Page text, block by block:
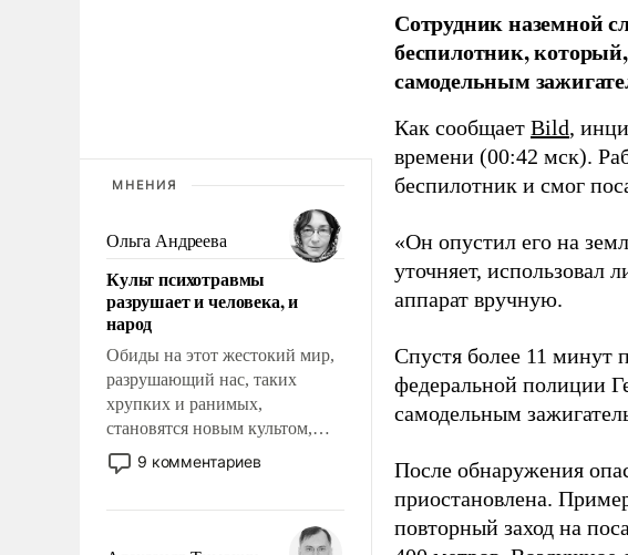
МНЕНИЯ
Ольга Андреева
Культ психотравмы
разрушает и человека, и
народ
Обиды на этот жестокий мир,
разрушающий нас, таких
хрупких и ранимых,
становятся новым культом,
постепенно вытесняя и
отменяя традиционное
мужественным и твердым под
ударами судьбы, брать на себя
9 комментариев
Сотрудник наземной
беспилотник,
самодельным
Как сообщает Bild,
времени (00:42 мск).
беспилотник и смог
«Он опустил его на
уточняет, использовал
аппарат вручную.
Спустя более 11 минут
федеральной полиции
самодельным
После обнаружения
приостановлена.
повторный заход на